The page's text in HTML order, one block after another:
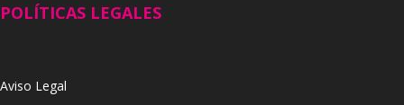
POLÍTICAS LEGALES
Aviso Legal